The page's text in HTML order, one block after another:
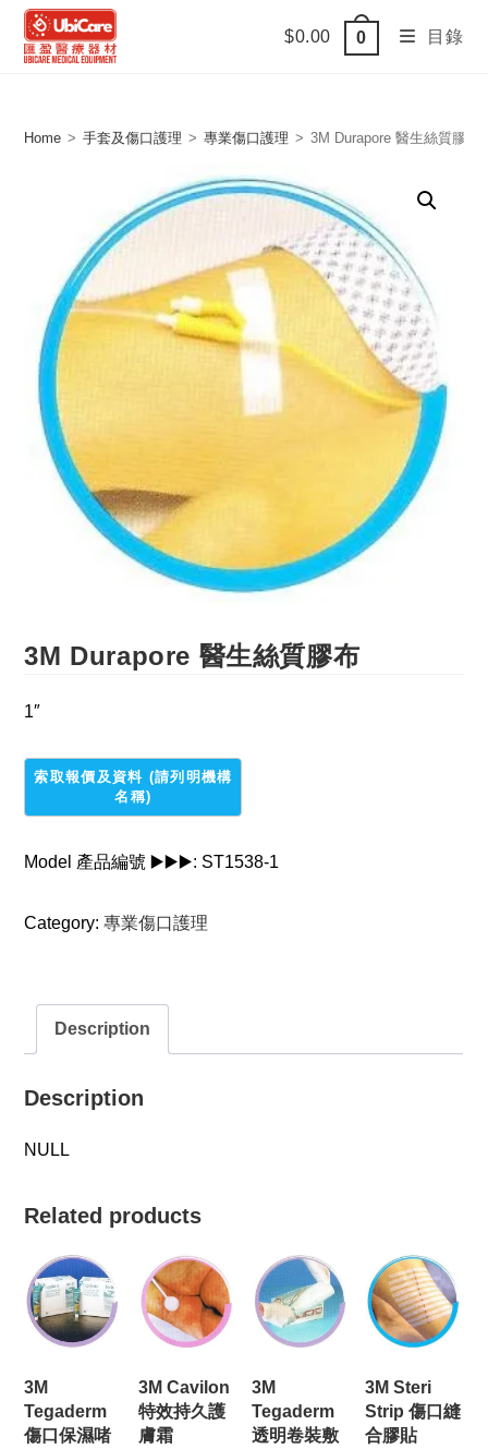
Skip
content
$0.00 0 目錄
Home > 手套及傷口護理 > 專業傷口護理 > 3M Durapore 醫生絲質膠布
3M Durapore 醫生絲質膠布
1″
Model 產品編號 ▶️▶️▶️: ST1538-1
Category:專業傷口護理
Description
Description
NULL
Related products
3M
Tegaderm
傷口保濕啫
3M Cavilon
特效持久護
膚霜
3M
Tegaderm
透明卷裝敷
3M Steri
Strip 傷口縫
合膠貼